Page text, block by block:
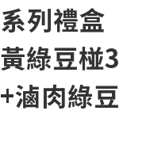
列禮盒
綠豆椪3
滷肉綠豆